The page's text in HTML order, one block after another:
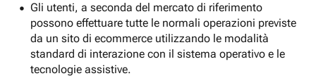
Gli utenti, a seconda del mercato di riferimento
possono effettuare tutte le normali operazioni previste
da un sito di ecommerce utilizzando le modalità
standard di interazione con il sistema operativo e le
tecnologie assistive.